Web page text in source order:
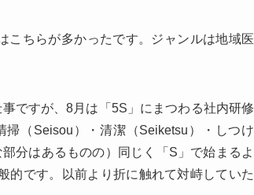
こちらが多かったです。ジャンルは地域医
ですが、8月は「5S」にまつわる社内研修
（Seisou）・清潔（Seiketsu）・しつけ
分はあるものの）同じく「S」で始まるよ
的です。以前より折に触れて対峙していた